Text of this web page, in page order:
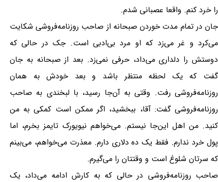
را خرد کنم. واقعا عصبانی شدم.
جان در تمام مدت خوردن صبحانه از صاحب روزنامه‌فروشی شکایت
می‌کرد و غر می‌زد که او مرد بی‌ادبی است. جک در حالی که
دوستش را دلداری می‌داد، حرفی نمی‌زد. بعد از صبحانه به جان
گفت که یک لحظه منتظر باشد و بعد خودش به همان
روزنامه‌فروشی رفت. وقتی به آن‌جا رسید، با لبخندی به صاحب
روزنامه‌فروشی گفت: آقا، ببخشید، اگر ممکن است کمکی به من
کنید. من اهل این‌جا نیستم. می‌خواهم نیویورک تایمز بخرم، اما
پول خرد ندارم. فقط یک ده دلاری دارم. معذرت می‌خواهم، می‌بینم
که سرتان شلوغ است و وقتتان را می‌گیرم.
صاحب روزنامه‌فروشی در حالی که به کارش ادامه می‌داد، یک